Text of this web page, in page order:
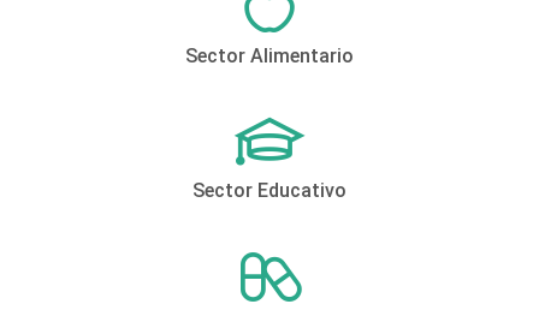
Sector Alimentario
Sector Educativo